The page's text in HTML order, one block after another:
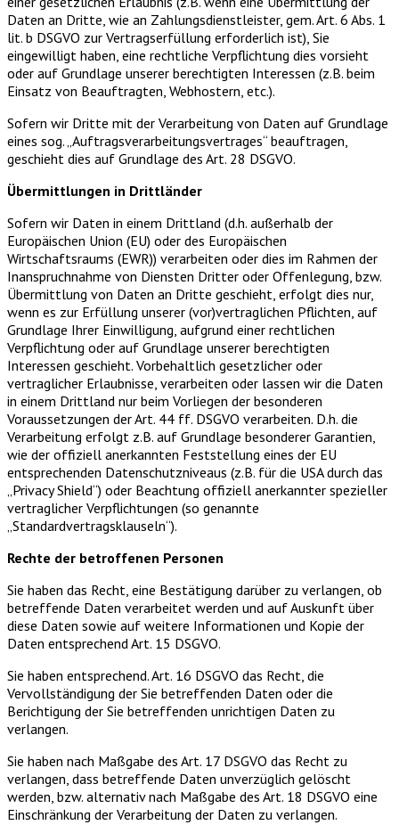
Daten an Dritte, wie an Zahlungsdienstleister, gem. Art. 6 Abs. 1
lit. b DSGVO zur Vertragserfüllung erforderlich ist), Sie
eingewilligt haben, eine rechtliche Verpflichtung dies vorsieht
oder auf Grundlage unserer berechtigten Interessen (z.B. beim
Einsatz von Beauftragten, Webhostern, etc.).
Sofern wir Dritte mit der Verarbeitung von Daten auf Grundlage
eines sog. „Auftragsverarbeitungsvertrages“ beauftragen,
geschieht dies auf Grundlage des Art. 28 DSGVO.
Übermittlungen in Drittländer
Sofern wir Daten in einem Drittland (d.h. außerhalb der
Europäischen Union (EU) oder des Europäischen
Wirtschaftsraums (EWR)) verarbeiten oder dies im Rahmen der
Inanspruchnahme von Diensten Dritter oder Offenlegung, bzw.
Übermittlung von Daten an Dritte geschieht, erfolgt dies nur,
wenn es zur Erfüllung unserer (vor)vertraglichen Pflichten, auf
Grundlage Ihrer Einwilligung, aufgrund einer rechtlichen
Verpflichtung oder auf Grundlage unserer berechtigten
Interessen geschieht. Vorbehaltlich gesetzlicher oder
vertraglicher Erlaubnisse, verarbeiten oder lassen wir die Daten
in einem Drittland nur beim Vorliegen der besonderen
Voraussetzungen der Art. 44 ff. DSGVO verarbeiten. D.h. die
Verarbeitung erfolgt z.B. auf Grundlage besonderer Garantien,
wie der offiziell anerkannten Feststellung eines der EU
entsprechenden Datenschutzniveaus (z.B. für die USA durch das
„Privacy Shield“) oder Beachtung offiziell anerkannter spezieller
vertraglicher Verpflichtungen (so genannte
„Standardvertragsklauseln“).
Rechte der betroffenen Personen
Sie haben das Recht, eine Bestätigung darüber zu verlangen, ob
betreffende Daten verarbeitet werden und auf Auskunft über
diese Daten sowie auf weitere Informationen und Kopie der
Daten entsprechend Art. 15 DSGVO.
Sie haben entsprechend. Art. 16 DSGVO das Recht, die
Vervollständigung der Sie betreffenden Daten oder die
Berichtigung der Sie betreffenden unrichtigen Daten zu
verlangen.
Sie haben nach Maßgabe des Art. 17 DSGVO das Recht zu
verlangen, dass betreffende Daten unverzüglich gelöscht
werden, bzw. alternativ nach Maßgabe des Art. 18 DSGVO eine
Einschränkung der Verarbeitung der Daten zu verlangen.